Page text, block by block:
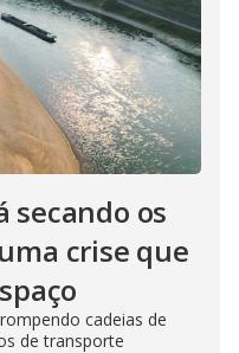
secando os
crise que
cadeias de
de transporte